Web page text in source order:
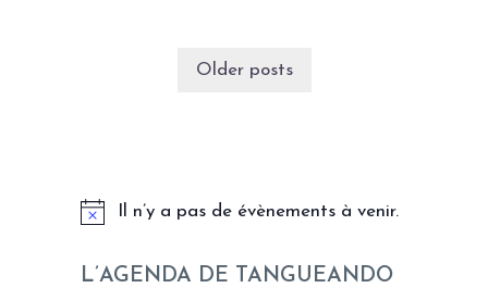
Older posts
Il n’y a pas de évènements à venir.
L’AGENDA DE TANGUEANDO